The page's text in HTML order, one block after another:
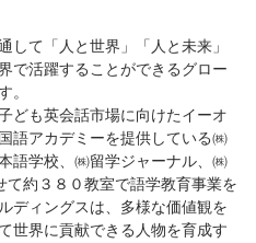
して「人と世界」「人と未来」
で活躍することができるグロー
。
ども英会話市場に向けたイーオ
語アカデミーを提供している㈱
語学校、㈱留学ジャーナル、㈱
約３８０教室で語学教育事業を
ディングスは、多様な価値観を
世界に貢献できる人物を育成す